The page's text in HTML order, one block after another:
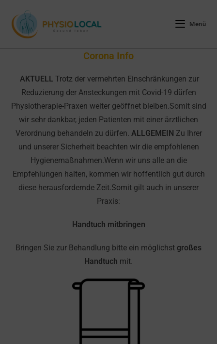
Inhalt
springen
Menü
Corona Info
AKTUELL Trotz der vermehrten Einschränkungen zur
Reduzierung der Ansteckungen mit Covid-19 dürfen
Physiotherapie-Praxen weiter geöffnet bleiben.Somit sind
wir sehr dankbar, jeden Patienten mit einer ärztlichen
Verordnung behandeln zu dürfen. ALLGEMEIN Zu Ihrer
und unserer Sicherheit beachten wir die empfohlenen
Hygienemaßnahmen.Wenn wir uns alle an die
Empfehlungen halten, kommen wir hoffentlich gut durch
diese herausfordernde Zeit.Somit gilt auch in unserer
Praxis:
Handtuch mitbringen
Bringen Sie zur Behandlung bitte ein möglichst großes
Handtuch mit.